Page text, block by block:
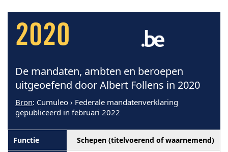
2020
De mandaten, ambten en beroepen
uitgeoefend door Albert Follens in 2020
Bron: Cumuleo › Federale mandatenverklaring
gepubliceerd in februari 2022
Schepen (titelvoerend of waarnemend)